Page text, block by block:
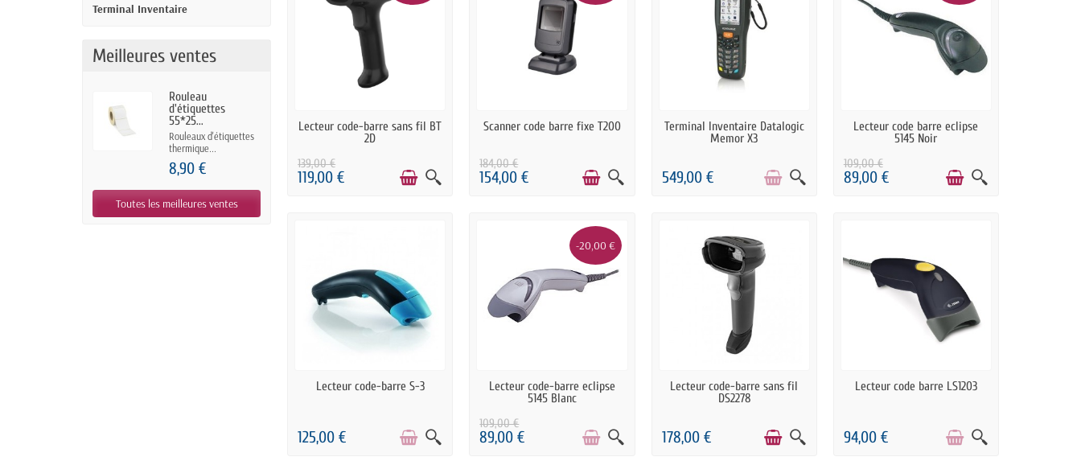
Terminal Inventaire
Meilleures ventes
Rouleau
d'étiquettes
55*25...
Rouleaux d'étiquettes
thermique...
8,90 €
Toutes les meilleures ventes
DERNIERS ARTICLES EN STOCK
Lecteur code-barre sans fil BT
2D
139,00 €
119,00 €
DERNIERS ARTICLES EN STOCK
Scanner code barre fixe T200
184,00 €
154,00 €
DERNIERS ARTICLES EN STOCK
Terminal Inventaire Datalogic
Memor X3
549,00 €
EN STOCK
Lecteur code barre eclipse
5145 Noir
109,00 €
89,00 €
RUPTURE DE STOCK
Lecteur code-barre S-3
125,00 €
-20,00 €
RUPTURE DE STOCK
Lecteur code-barre eclipse
5145 Blanc
109,00 €
89,00 €
EN STOCK
Lecteur code-barre sans fil
DS2278
178,00 €
RUPTURE DE STOCK
Lecteur code barre LS1203
94,00 €